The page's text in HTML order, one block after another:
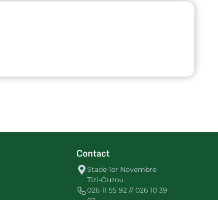
Contact
Stade 1er Novembre
Tizi-Ouzou
026 11 55 92 // 026 10 39